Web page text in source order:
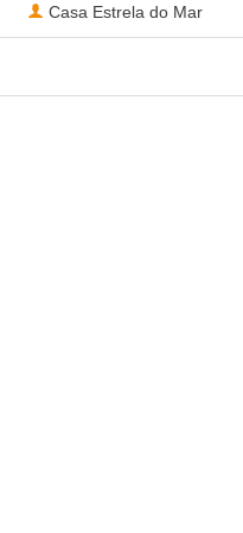
Casa Estrela do Mar